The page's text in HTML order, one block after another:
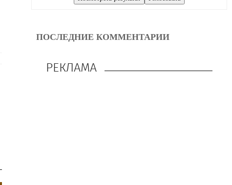
ПОСЛЕДНИЕ КОММЕНТАРИИ
РЕКЛАМА